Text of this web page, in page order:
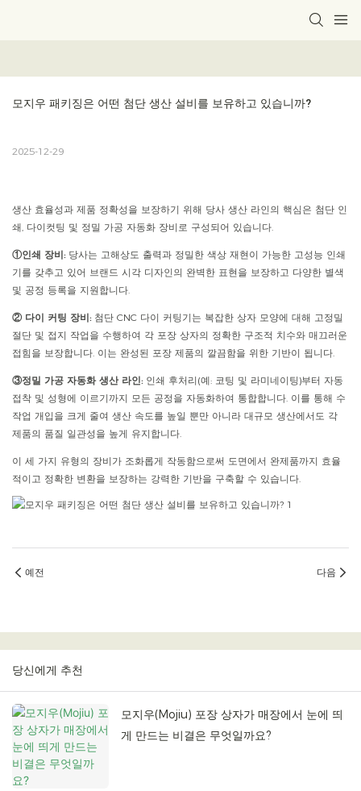
모지우 패키징은 어떤 첨단 생산 설비를 보유하고 있습니까?
2025-12-29
생산 효율성과 제품 정확성을 보장하기 위해 당사 생산 라인의 핵심은 첨단 인
쇄, 다이컷팅 및 정밀 가공 자동화 장비로 구성되어 있습니다.
①인쇄 장비:당사는 고해상도 출력과 정밀한 색상 재현이 가능한 고성능 인쇄
기를 갖추고 있어 브랜드 시각 디자인의 완벽한 표현을 보장하고 다양한 별색
및 공정 등록을 지원합니다.
② 다이 커팅 장비:첨단 CNC 다이 커팅기는 복잡한 상자 모양에 대해 고정밀
절단 및 접지 작업을 수행하여 각 포장 상자의 정확한 구조적 치수와 매끄러운
접힘을 보장합니다. 이는 완성된 포장 제품의 깔끔함을 위한 기반이 됩니다.
③정밀 가공 자동화 생산 라인:인쇄 후처리(예: 코팅 및 라미네이팅)부터 자동
접착 및 성형에 이르기까지 모든 공정을 자동화하여 통합합니다. 이를 통해 수
작업 개입을 크게 줄여 생산 속도를 높일 뿐만 아니라 대규모 생산에서도 각
제품의 품질 일관성을 높게 유지합니다.
이 세 가지 유형의 장비가 조화롭게 작동함으로써 도면에서 완제품까지 효율
적이고 정확한 변환을 보장하는 강력한 기반을 구축할 수 있습니다.
예전 다음
당신에게 추천
모지우(Mojiu) 포장 상자가 매장에서 눈에 띄
게 만드는 비결은 무엇일까요?